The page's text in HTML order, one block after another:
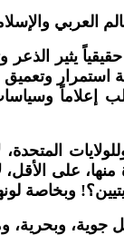
يثير
استمرار
إعلاماً
وبخاصة
وبحرية،